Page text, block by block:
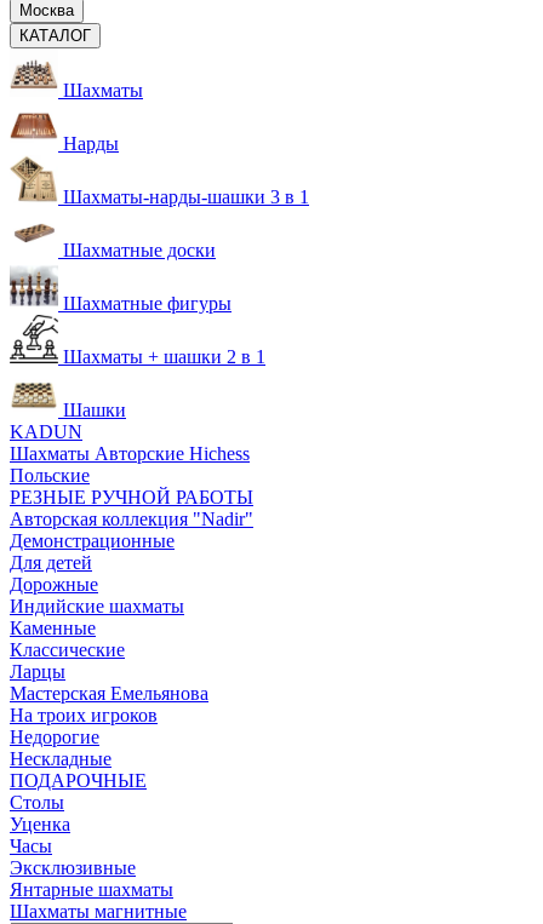
Москва
КАТАЛОГ
Шахматы
Нарды
Шахматы-нарды-шашки 3 в 1
Шахматные доски
Шахматные фигуры
Шахматы + шашки 2 в 1
Шашки
KADUN
Шахматы Авторские Hichess
Польские
РЕЗНЫЕ РУЧНОЙ РАБОТЫ
Авторская коллекция "Nadir"
Демонстрационные
Для детей
Дорожные
Индийские шахматы
Каменные
Классические
Ларцы
Мастерская Емельянова
На троих игроков
Недорогие
Нескладные
ПОДАРОЧНЫЕ
Столы
Уценка
Часы
Эксклюзивные
Янтарные шахматы
Шахматы магнитные